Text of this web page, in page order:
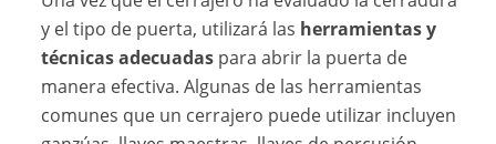
y el tipo de puerta, utilizará las herramientas y
técnicas adecuadas para abrir la puerta de
manera efectiva. Algunas de las herramientas
comunes que un cerrajero puede utilizar incluyen